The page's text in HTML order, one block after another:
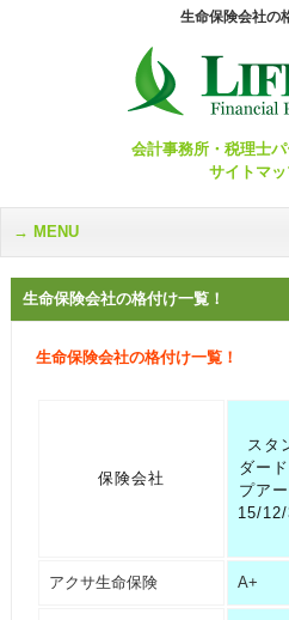
生命保険会社の
会計事務所・税理士
サイトマ
MENU
生命保険会社の格付け一覧！
生命保険会社の格付け一覧！
保険会社
スタ
ダー
プア
15/
アクサ生命保険 A+